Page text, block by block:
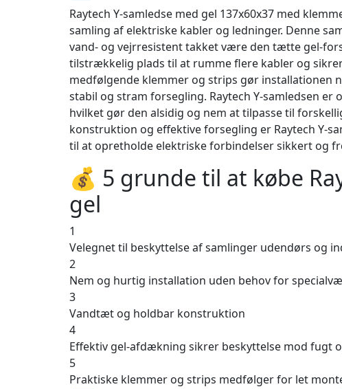
Raytech Y-samledse med gel 137x60x37 med
samling af elektriske kabler og ledninger. Denne
vand- og vejrresistent takket være den tætte gel-
tilstrækkelig plads til at rumme flere kabler og
medfølgende klemmer og strips gør installationen
stabil og stram forsegling. Raytech Y-samledsen
hvilket gør den alsidig og nem at tilpasse til
konstruktion og effektive forsegling er Raytech Y-
til at opretholde elektriske forbindelser sikkert og
💰 5 grunde til at købe
gel
1
Velegnet til beskyttelse af samlinger udendørs og
2
Nem og hurtig installation uden behov for
3
Vandtæt og holdbar konstruktion
4
Effektiv gel-afdækning sikrer beskyttelse mod fugt
5
Praktiske klemmer og strips medfølger for let